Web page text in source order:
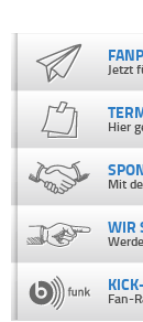
Jetzt
Hier
Mit
WIR
Fan-